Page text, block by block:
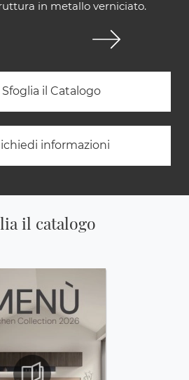
in metallo verniciato.
Sfoglia il Catalogo
informazioni
il catalogo